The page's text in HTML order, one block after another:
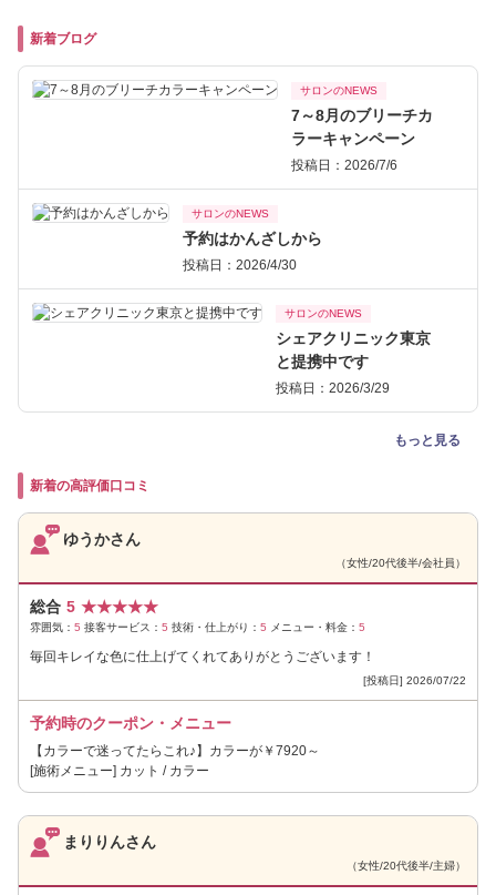
新着ブログ
サロンのNEWS
7～8月のブリーチカ
ラーキャンペーン
投稿日：2026/7/6
サロンのNEWS
予約はかんざしから
投稿日：2026/4/30
サロンのNEWS
シェアクリニック東京
と提携中です
投稿日：2026/3/29
もっと見る
新着の高評価口コミ
ゆうかさん
（女性/20代後半/会社員）
総合 5 ★★★★★
雰囲気： 5 接客サービス： 5 技術・仕上がり： 5 メニュー・料金： 5
毎回キレイな色に仕上げてくれてありがとうございます！
[投稿日] 2026/07/22
予約時のクーポン・メニュー
【カラーで迷ってたらこれ♪】カラーが￥7920～
[施術メニュー] カット / カラー
まりりんさん
（女性/20代後半/主婦）